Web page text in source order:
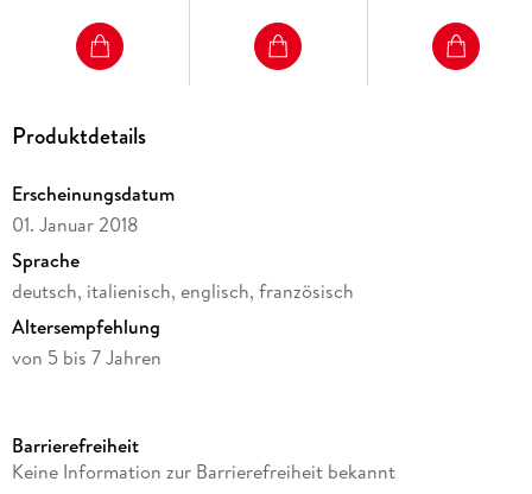
Produktdetails
Erscheinungsdatum
01. Januar 2018
Sprache
deutsch, italienisch, englisch, französisch
Altersempfehlung
von 5 bis 7 Jahren
Verlag/Hersteller
Barrierefreiheit
Keine Information zur Barrierefreiheit bekannt